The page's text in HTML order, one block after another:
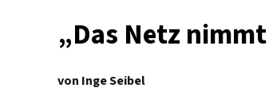
„Das Netz
von Inge Seibel